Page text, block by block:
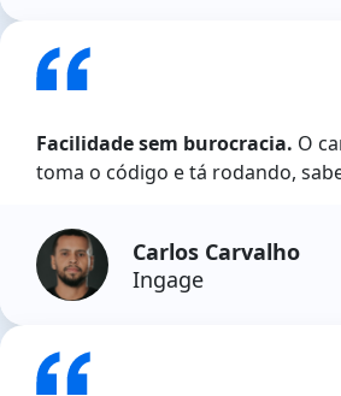
Facilidade sem burocracia. O
toma o código e tá rodando,
Carlos Carvalho
Ingage